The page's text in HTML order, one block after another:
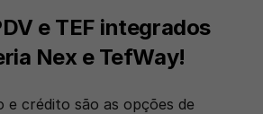
e TEF integrados
Nex e TefWay!
e crédito são as opções de